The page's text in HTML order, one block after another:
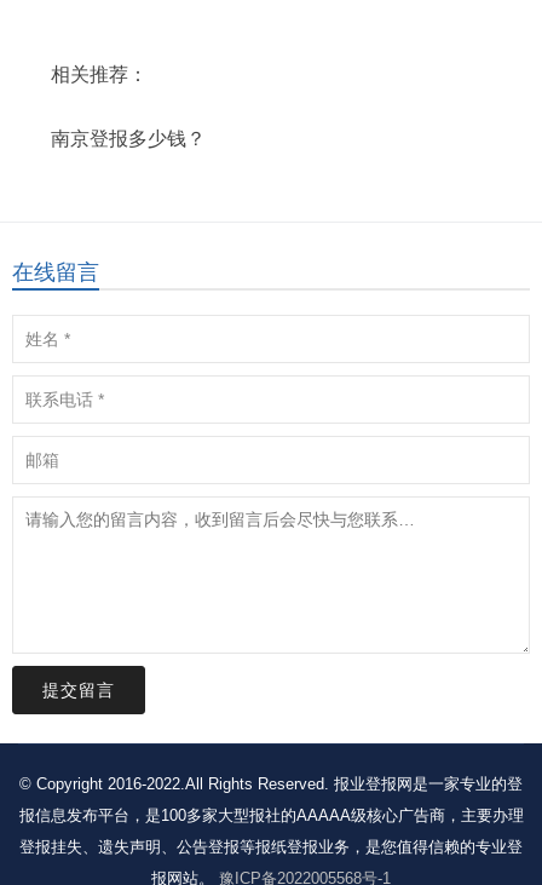
相关推荐：
南京登报多少钱？
在线留言
提交留言
© Copyright 2016-2022.All Rights Reserved. 报业登报网是一家专业的登
报信息发布平台，是100多家大型报社的AAAAA级核心广告商，主要办理
登报挂失、遗失声明、公告登报等报纸登报业务，是您值得信赖的专业登
报网站。 豫ICP备2022005568号-1